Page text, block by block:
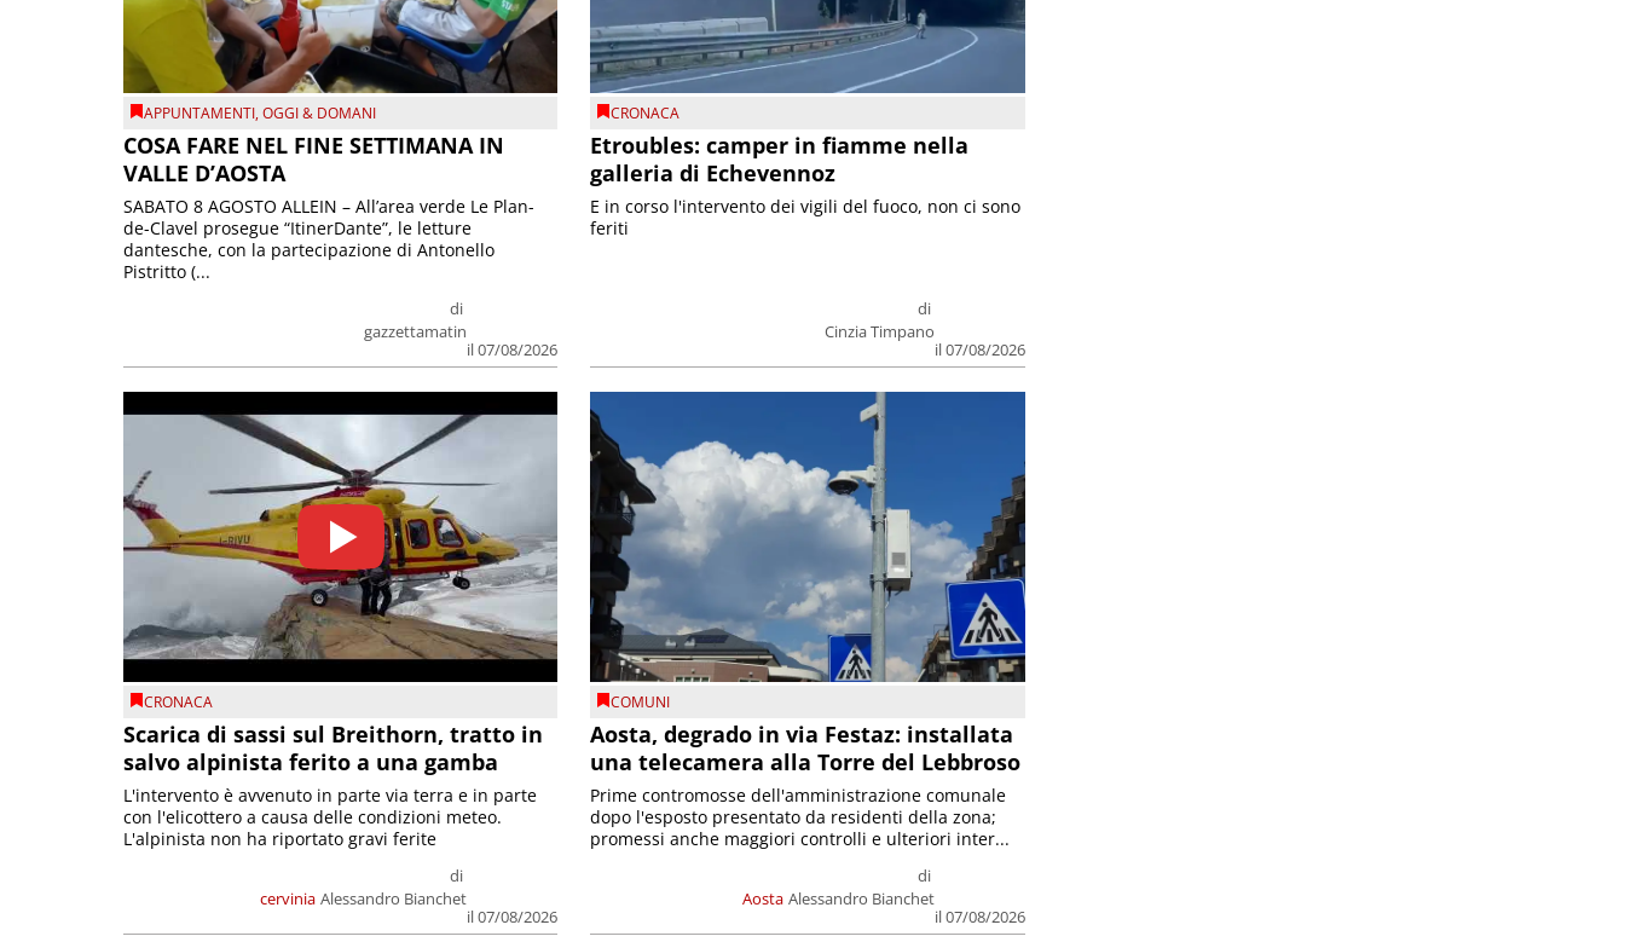
APPUNTAMENTI,OGGI & DOMANI
COSA FARE NEL FINE SETTIMANA IN
VALLE D’AOSTA
di
gazzettamatin
il 07/08/2026
SABATO 8 AGOSTO ALLEIN – All’area verde Le Plan-
de-Clavel prosegue “ItinerDante”, le letture
dantesche, con la partecipazione di Antonello
Pistritto (...
CRONACA
Etroubles: camper in fiamme nella
galleria di Echevennoz
di
Cinzia Timpano
il 07/08/2026
E in corso l'intervento dei vigili del fuoco, non ci sono
feriti
CRONACA
Scarica di sassi sul Breithorn, tratto in
salvo alpinista ferito a una gamba
cervinia
di
Alessandro Bianchet
il 07/08/2026
L'intervento è avvenuto in parte via terra e in parte
con l'elicottero a causa delle condizioni meteo.
L'alpinista non ha riportato gravi ferite
COMUNI
Aosta, degrado in via Festaz: installata
una telecamera alla Torre del Lebbroso
Aosta
di
Alessandro Bianchet
il 07/08/2026
Prime contromosse dell'amministrazione comunale
dopo l'esposto presentato da residenti della zona;
promessi anche maggiori controlli e ulteriori inter...